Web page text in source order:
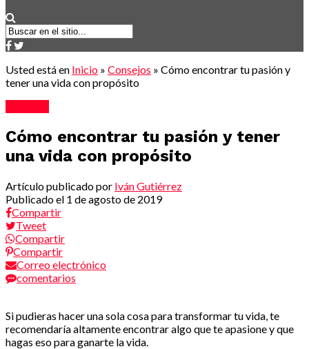
Usted está en Inicio » Consejos » Cómo encontrar tu pasión y
tener una vida con propósito
Cómo encontrar tu pasión y tener
una vida con propósito
Artículo publicado por Iván Gutiérrez
Publicado el 1 de agosto de 2019
Compartir
Tweet
Compartir
Compartir
Correo electrónico
comentarios
Si pudieras hacer una sola cosa para transformar tu vida, te
recomendaría altamente encontrar algo que te apasione y que
hagas eso para ganarte la vida.